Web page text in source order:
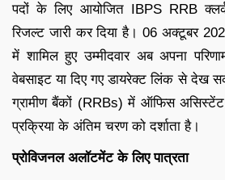
पदों के लिए आयोजित IBPS RRB
रिजल्ट जारी कर दिया है। 06 अक्टूबर
में शामिल हुए उम्मीदवार अब अपना
वेबसाइट या दिए गए डायरेक्ट लिंक से देख
ग्रामीण बैंकों (RRBs) में ऑफिस असिस्टेंट
प्रक्रिया के अंतिम चरण को दर्शाता है।
प्रोविजनल अलॉटमेंट के लिए पात्रता